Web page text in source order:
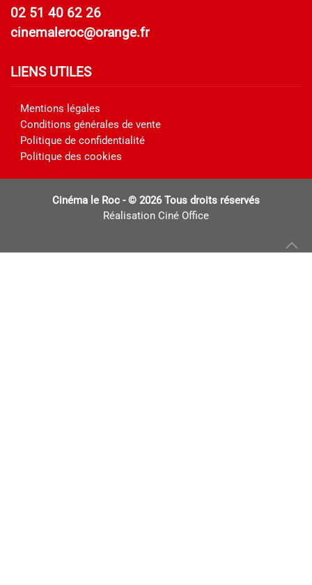
02 51 40 62 26
cinemaleroc@orange.fr
LIENS UTILES
Mentions légales
Conditions générales de vente
Politique de confidentialité
Politique des cookies
Cinéma le Roc - © 2026 Tous droits réservés
Réalisation Ciné Office